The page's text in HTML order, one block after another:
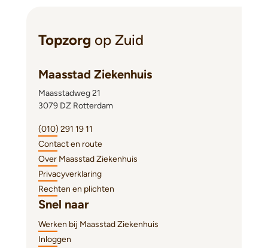
Topzorg op Zuid
Maasstad Ziekenhuis
Maasstadweg 21
3079 DZ Rotterdam
(010) 291 19 11
Contact en route
Over Maasstad Ziekenhuis
Privacyverklaring
Rechten en plichten
Snel naar
Werken bij Maasstad Ziekenhuis
Inloggen